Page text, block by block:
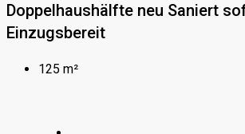
Doppelhaushälfte neu Saniert
Einzugsbereit
125 m²